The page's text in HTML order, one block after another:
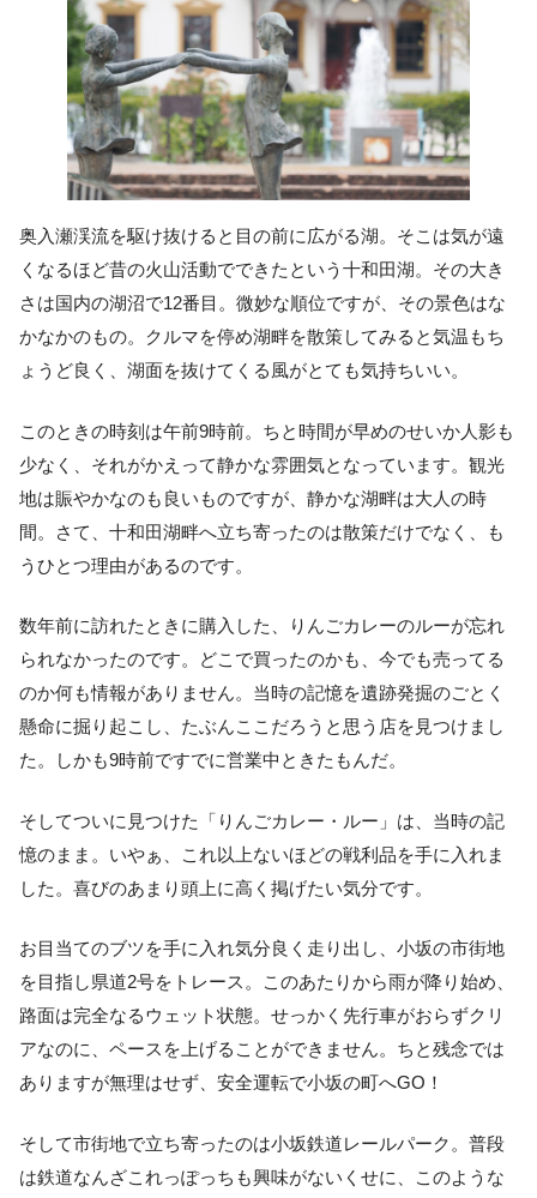
奥入瀬渓流を駆け抜けると目の前に広がる湖。そこは気が遠
くなるほど昔の火山活動でできたという十和田湖。その大き
さは国内の湖沼で12番目。微妙な順位ですが、その景色はな
かなかのもの。クルマを停め湖畔を散策してみると気温もち
ょうど良く、湖面を抜けてくる風がとても気持ちいい。
このときの時刻は午前9時前。ちと時間が早めのせいか人影も
少なく、それがかえって静かな雰囲気となっています。観光
地は賑やかなのも良いものですが、静かな湖畔は大人の時
間。さて、十和田湖畔へ立ち寄ったのは散策だけでなく、も
うひとつ理由があるのです。
数年前に訪れたときに購入した、りんごカレーのルーが忘れ
られなかったのです。どこで買ったのかも、今でも売ってる
のか何も情報がありません。当時の記憶を遺跡発掘のごとく
懸命に掘り起こし、たぶんここだろうと思う店を見つけまし
た。しかも9時前ですでに営業中ときたもんだ。
そしてついに見つけた「りんごカレー・ルー」は、当時の記
憶のまま。いやぁ、これ以上ないほどの戦利品を手に入れま
した。喜びのあまり頭上に高く掲げたい気分です。
お目当てのブツを手に入れ気分良く走り出し、小坂の市街地
を目指し県道2号をトレース。このあたりから雨が降り始め、
路面は完全なるウェット状態。せっかく先行車がおらずクリ
アなのに、ペースを上げることができません。ちと残念では
ありますが無理はせず、安全運転で小坂の町へGO！
そして市街地で立ち寄ったのは小坂鉄道レールパーク。普段
は鉄道なんざこれっぽっちも興味がないくせに、このような